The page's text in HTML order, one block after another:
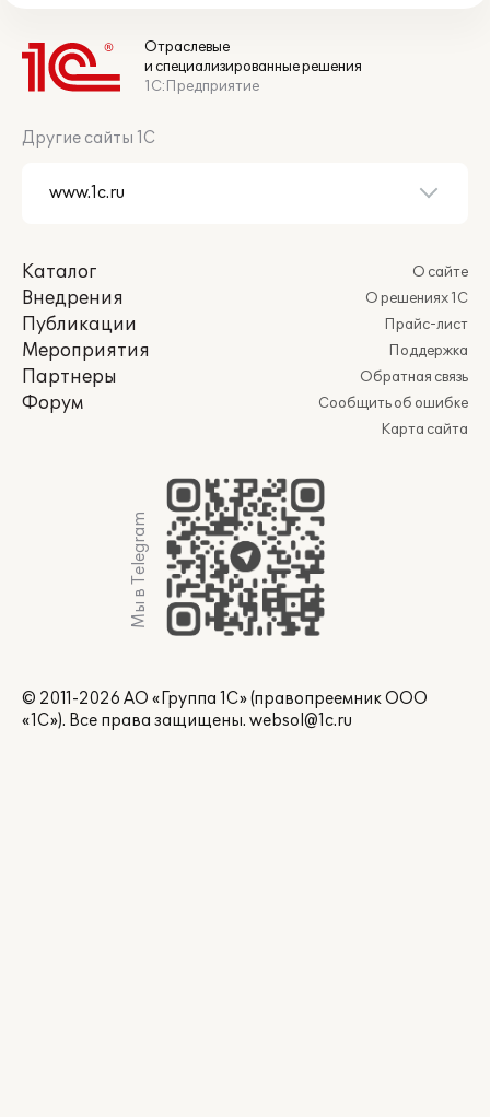
Отраслевые
и специализированные решения
1С:Предприятие
Другие сайты 1С
Каталог
Внедрения
Публикации
Мероприятия
Партнеры
Форум
О сайте
О решениях 1С
Прайс-лист
Поддержка
Обратная связь
Сообщить об ошибке
Карта сайта
Мы в Telegram
© 2011-2026 АО «Группа 1С» (правопреемник ООО
«1С»). Все права защищены. websol@1c.ru